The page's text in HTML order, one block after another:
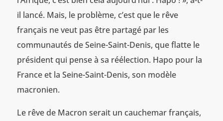
il lancé. Mais, le problème, c’est que le rêve
français ne veut pas être partagé par les
communautés de Seine-Saint-Denis, que flatte le
président qui pense à sa réélection. Hapo pour la
France et la Seine-Saint-Denis, son modèle
macronien.
Le rêve de Macron serait un cauchemar français,